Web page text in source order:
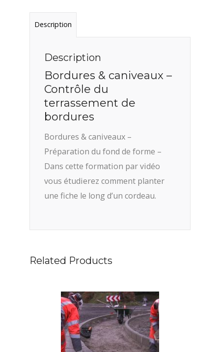
Description
Description
Bordures & caniveaux –
Contrôle du
terrassement de
bordures
Bordures & caniveaux –
Préparation du fond de forme –
Dans cette formation par vidéo
vous étudierez comment planter
une fiche le long d’un cordeau.
Related Products